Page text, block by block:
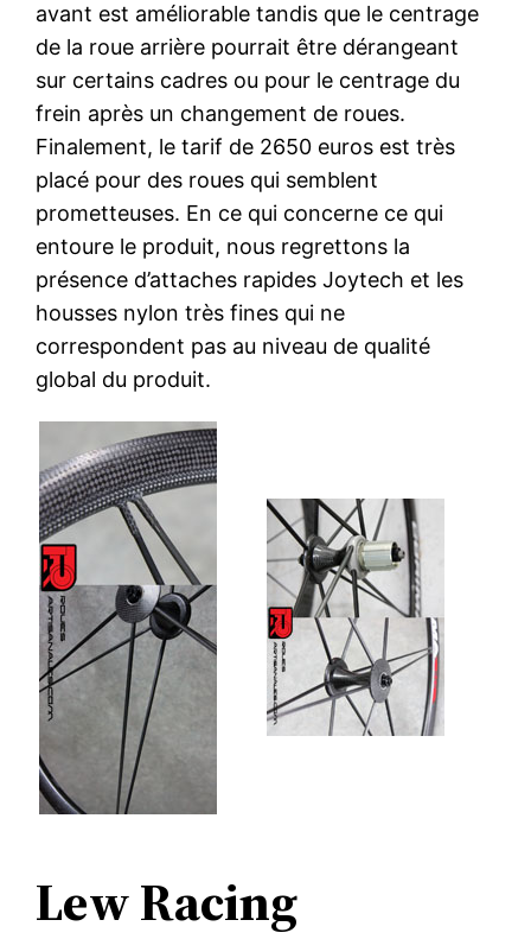
avant est améliorable tandis que le centrage
de la roue arrière pourrait être dérangeant
sur certains cadres ou pour le centrage du
frein après un changement de roues.
Finalement, le tarif de 2650 euros est très
placé pour des roues qui semblent
prometteuses. En ce qui concerne ce qui
entoure le produit, nous regrettons la
présence d’attaches rapides Joytech et les
housses nylon très fines qui ne
correspondent pas au niveau de qualité
global du produit.
Lew Racing